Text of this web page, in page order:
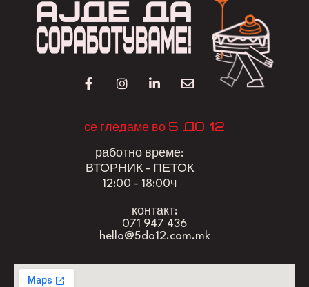
се гледаме во 5 до 12
работно време:
ВТОРНИК - ПЕТОК
12:00 - 18:00ч
контакт:
071 947 436
hello@5do12.com.mk